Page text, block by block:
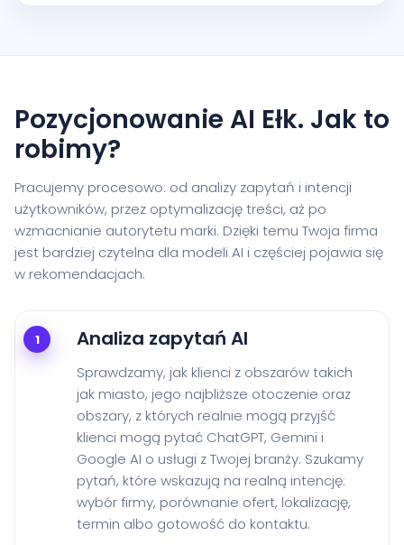
Pozycjonowanie AI Ełk. Jak to
robimy?
Pracujemy procesowo: od analizy zapytań i intencji
użytkowników, przez optymalizację treści, aż po
wzmacnianie autorytetu marki. Dzięki temu Twoja firma
jest bardziej czytelna dla modeli AI i częściej pojawia się
w rekomendacjach.
1 Analiza zapytań AI
Sprawdzamy, jak klienci z obszarów takich
jak miasto, jego najbliższe otoczenie oraz
obszary, z których realnie mogą przyjść
klienci mogą pytać ChatGPT, Gemini i
Google AI o usługi z Twojej branży. Szukamy
pytań, które wskazują na realną intencję:
wybór firmy, porównanie ofert, lokalizację,
termin albo gotowość do kontaktu.